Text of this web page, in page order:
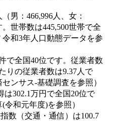
男：466,996人、女：
世帯数は445,500世帯で全
和3年人口動態データを参
で全国40位です。従業者数
りの従業者数は9.37人で
ンサス‐基礎調査を参照）
302.1万円で全国20位で
和元年度)を参照）
数（交通・通信）は100.7